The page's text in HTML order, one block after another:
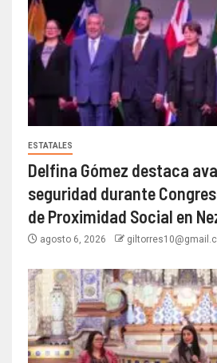
ESTATALES
Delfina Gómez destaca
seguridad durante
de Proximidad Social en
agosto 6, 2026